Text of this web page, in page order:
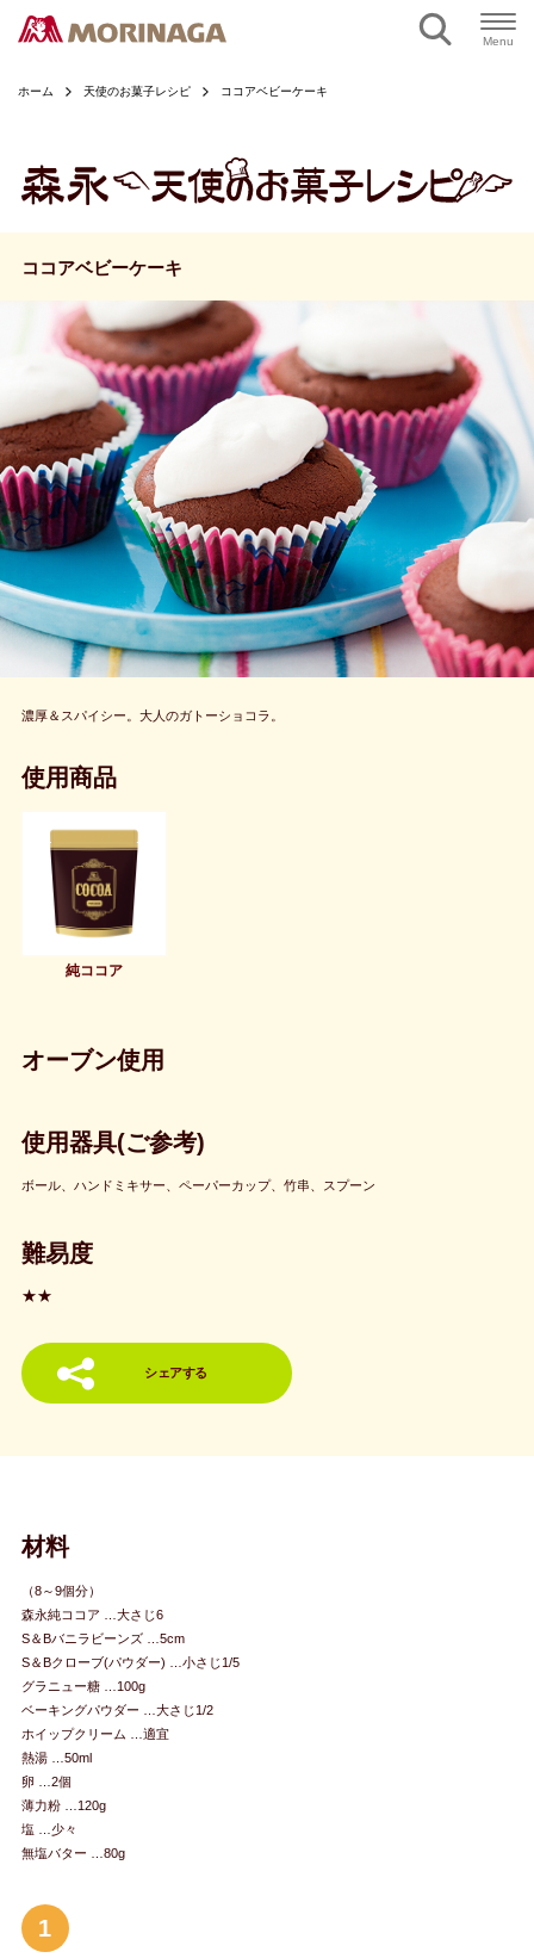
Menu
ホーム 天使のお菓子レシピ ココアベビーケーキ
ココアベビーケーキ
濃厚＆スパイシー。大人のガトーショコラ。
使用商品
純ココア
オーブン使用
使用器具(ご参考)
ボール、ハンドミキサー、ペーパーカップ、竹串、スプーン
難易度
★★
シェアする
材料
（8～9個分）
森永純ココア …大さじ6
S＆Bバニラビーンズ …5cm
S＆Bクローブ(パウダー) …小さじ1/5
グラニュー糖 …100g
ベーキングパウダー …大さじ1/2
ホイップクリーム …適宜
熱湯 …50ml
卵 …2個
薄力粉 …120g
塩 …少々
無塩バター …80g
1